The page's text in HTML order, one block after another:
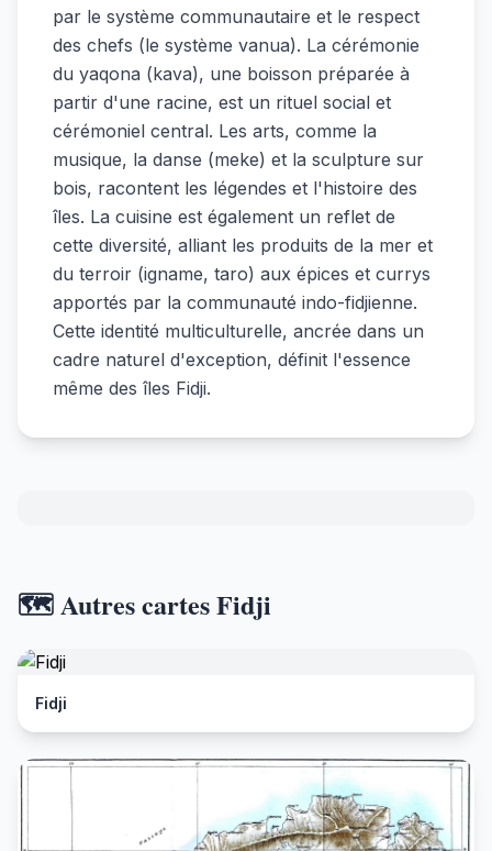
par le système communautaire et le respect
des chefs (le système vanua). La cérémonie
du yaqona (kava), une boisson préparée à
partir d'une racine, est un rituel social et
cérémoniel central. Les arts, comme la
musique, la danse (meke) et la sculpture sur
bois, racontent les légendes et l'histoire des
îles. La cuisine est également un reflet de
cette diversité, alliant les produits de la mer et
du terroir (igname, taro) aux épices et currys
apportés par la communauté indo-fidjienne.
Cette identité multiculturelle, ancrée dans un
cadre naturel d'exception, définit l'essence
même des îles Fidji.
🗺️ Autres cartes Fidji
Fidji